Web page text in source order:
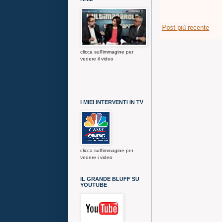
Post più recente
clicca sull'immagine per
vedere il video
I MIEI INTERVENTI IN TV
clicca sull'immagine per
vedere i video
IL GRANDE BLUFF SU
YOUTUBE